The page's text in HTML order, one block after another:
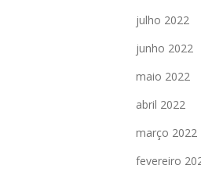
julho 2022
junho 2022
maio 2022
abril 2022
março 2022
fevereiro